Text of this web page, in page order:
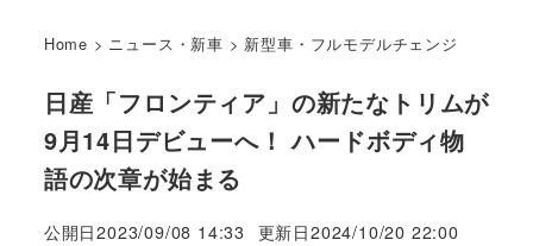
Home > ニュース・新車 > 新型車・フルモデルチェンジ
日産「フロンティア」の新たなトリムが
9月14日デビューへ！ ハードボディ物
語の次章が始まる
公開日2023/09/08 14:33 更新日2024/10/20 22:00